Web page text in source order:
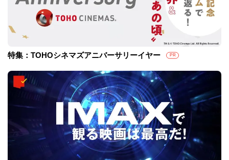
特集：TOHOシネマズアニバーサリーイヤー PR